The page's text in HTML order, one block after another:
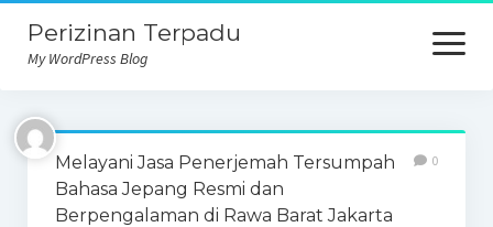
Perizinan Terpadu
My WordPress Blog
open
menu
Melayani Jasa Penerjemah Tersumpah
Bahasa Jepang Resmi dan
Berpengalaman di Rawa Barat Jakarta
0